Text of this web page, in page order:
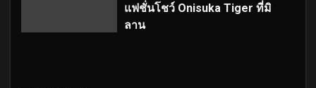
แฟชั่นโชว์ Onisuka Tiger ที่มิ
ลาน